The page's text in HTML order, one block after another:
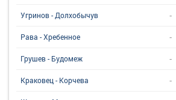
Угринов - Долхобычув -
Рава - Хребенное -
Грушев - Будомеж -
Краковец - Корчева -